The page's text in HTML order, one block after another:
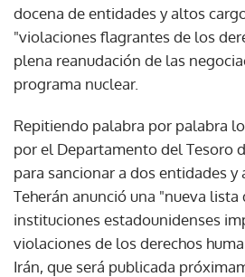
docena de entidades y altos
"violaciones flagrantes de los
plena reanudación de las
programa nuclear.
Repitiendo palabra por palabra
por el Departamento del Tesoro
para sancionar a dos entidades y
Teherán anunció una "nueva
instituciones estadounidenses
violaciones de los derechos
Irán, que será publicada